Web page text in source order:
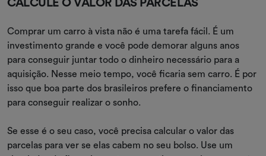
Comprar um carro à vista não é uma tarefa fácil. É um
investimento grande e você pode demorar alguns anos
para conseguir juntar todo o dinheiro necessário para a
aquisição. Nesse meio tempo, você ficaria sem carro. É por
isso que boa parte dos brasileiros prefere o financiamento
para conseguir realizar o sonho.
Se esse é o seu caso, você precisa calcular o valor das
parcelas para ver se elas cabem no seu bolso. Use um